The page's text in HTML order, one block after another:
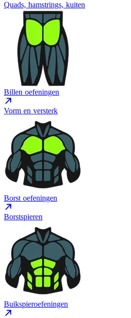
Quads, hamstrings, kuiten
Billen oefeningen
Vorm en versterk
Borst oefeningen
Borstspieren
Buikspieroefeningen